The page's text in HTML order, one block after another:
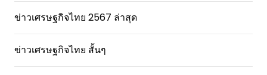
ข่าวเศรษฐกิจไทย 2567 ล่าสุด
ข่าวเศรษฐกิจไทย สั้นๆ